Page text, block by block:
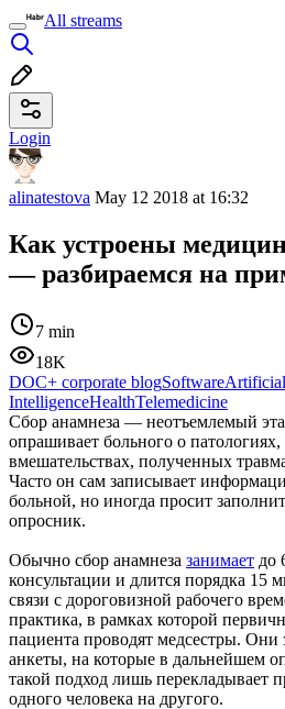
All streams
Login
alinatestova May 12 2018 at 16:32
Как устроены
— разбираемся на
7 min
18K
DOC+ corporate blogSoftwareArtificial
IntelligenceHealthTelemedicine
Сбор анамнеза — неотъемлемый
опрашивает больного о
вмешательствах, полученных
Часто он сам записывает
больной, но иногда просит
опросник.
Обычно сбор анамнеза занимает до
консультации и длится порядка 15
связи с дороговизной рабочего
практика, в рамках которой
пациента проводят медсестры.
анкеты, на которые в дальнейшем
такой подход лишь перекладывает
одного человека на другого.